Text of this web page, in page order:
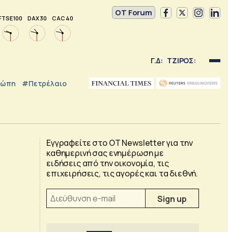
100 DAX 30 CAC 40
OT Forum
Γ.Δ: ΤΖΙΡΟΣ:
#Πετρέλαιο
Εγγραφείτε στο OT Newsletter για την
καθημερινή σας ενημέρωση με
ειδήσεις από την οικονομία, τις
επιχειρήσεις, τις αγορές και τα διεθνή.